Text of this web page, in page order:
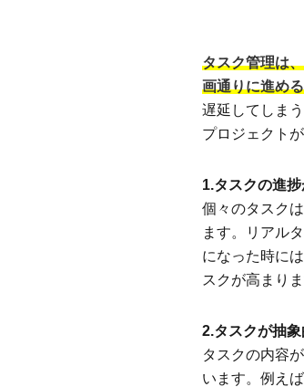
タスク管理は
画通りに進め
遅延してしま
プロジェクト
1.タスクの進
個々のタスク
ます。リアル
になった時に
スクが高まりま
2.タスクが抽
タスクの内容
います。例え